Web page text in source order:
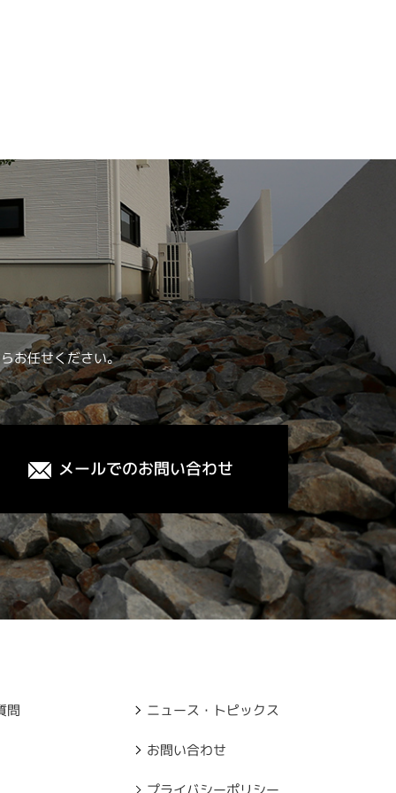
お任せください。
メールでのお問い合わせ
問 ニュース・トピックス
お問い合わせ